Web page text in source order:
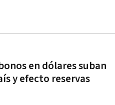
en dólares suban
y efecto reservas